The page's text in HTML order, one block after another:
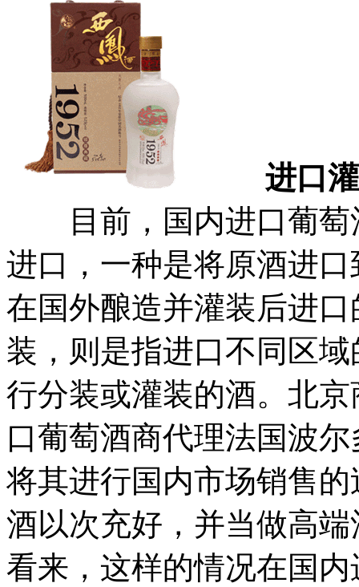
进口灌
目前，国内进口葡萄
进口，一种是将原酒进
在国外酿造并灌装后进
装，则是指进口不同区
行分装或灌装的酒。北
口葡萄酒商代理法国波
将其进行国内市场销售
酒以次充好，并当做高
看来，这样的情况在国